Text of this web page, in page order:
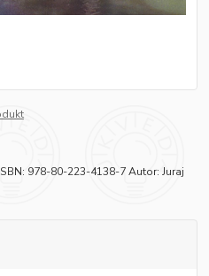
978-80-223-4138-7 Autor: Juraj